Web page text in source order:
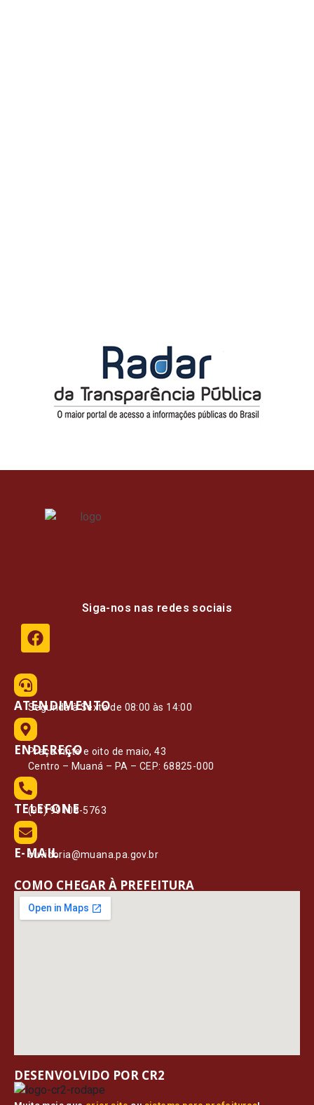
Siga-nos nas redes sociais
ATENDIMENTO
Segunda à Sexta de 08:00 às 14:00
ENDEREÇO
Praça vinte e oito de maio, 43
Centro – Muaná – PA – CEP: 68825-000
TELEFONE
(91) 99108-5763
E-MAIL
ouvidoria@muana.pa.gov.br
COMO CHEGAR À PREFEITURA
DESENVOLVIDO POR CR2